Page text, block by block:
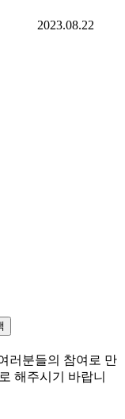
2023.08.22
러분들의 참여로 만
해주시기 바랍니